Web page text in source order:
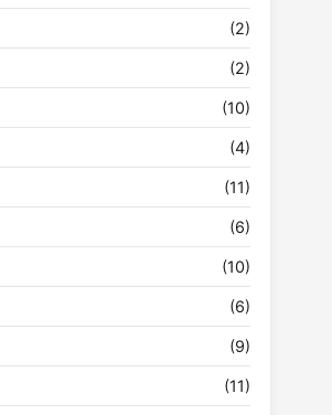
(2)
(2)
(10)
(4)
(11)
(6)
(10)
(6)
(9)
(11)